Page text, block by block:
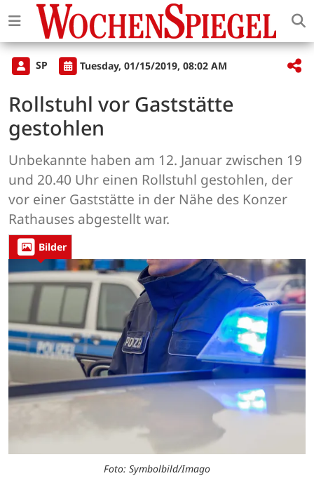
SP Tuesday, 01/15/2019, 08:02 AM
Rollstuhl vor Gaststätte
gestohlen
Unbekannte haben am 12. Januar zwischen 19
und 20.40 Uhr einen Rollstuhl gestohlen, der
vor einer Gaststätte in der Nähe des Konzer
Rathauses abgestellt war.
Bilder
Foto: Symbolbild/Imago